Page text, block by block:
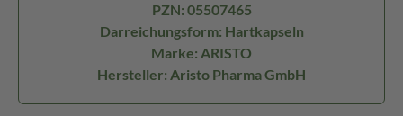
PZN: 05507465
Darreichungsform: Hartkapseln
Marke: ARISTO
Hersteller: Aristo Pharma GmbH